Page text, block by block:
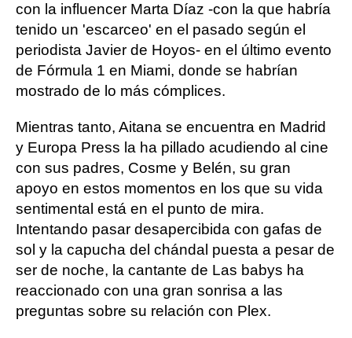
con la influencer Marta Díaz -con la que habría
tenido un 'escarceo' en el pasado según el
periodista Javier de Hoyos- en el último evento
de Fórmula 1 en Miami, donde se habrían
mostrado de lo más cómplices.
Mientras tanto, Aitana se encuentra en Madrid
y Europa Press la ha pillado acudiendo al cine
con sus padres, Cosme y Belén, su gran
apoyo en estos momentos en los que su vida
sentimental está en el punto de mira.
Intentando pasar desapercibida con gafas de
sol y la capucha del chándal puesta a pesar de
ser de noche, la cantante de Las babys ha
reaccionado con una gran sonrisa a las
preguntas sobre su relación con Plex.